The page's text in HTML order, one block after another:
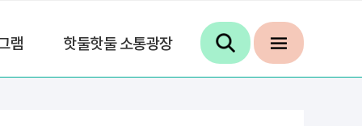
램 핫둘핫둘 소통광장